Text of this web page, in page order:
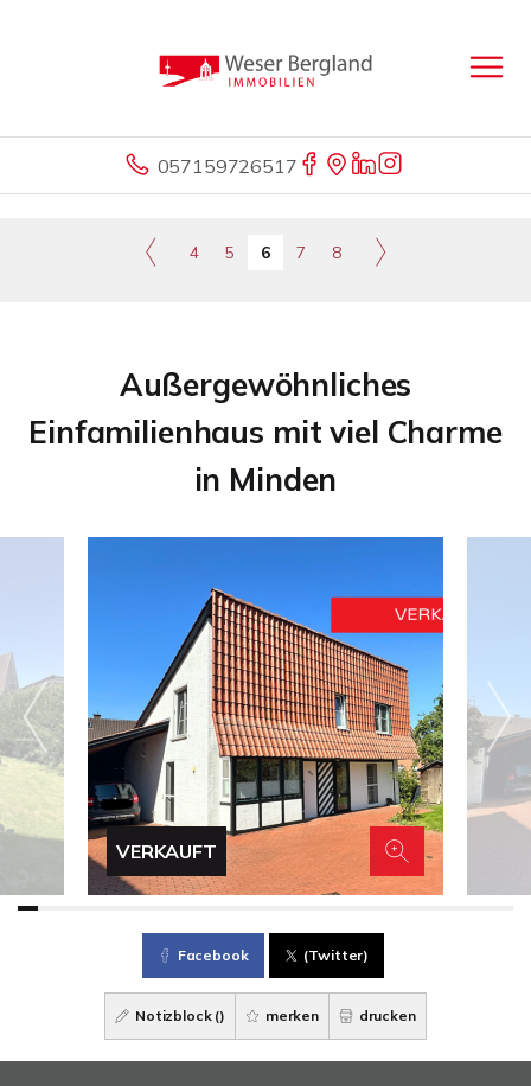
057159726517
4 5 6 7 8
Außergewöhnliches
Einfamilienhaus mit viel Charme
in Minden
VERKAUFT
Facebook (Twitter)
Notizblock () merken drucken